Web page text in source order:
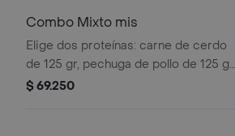
Combo Mixto mis
Elige dos proteínas: carne de cerdo
de 125 gr, pechuga de pollo de 125 gr
o carne de res de 125 gr,
$ 69.250